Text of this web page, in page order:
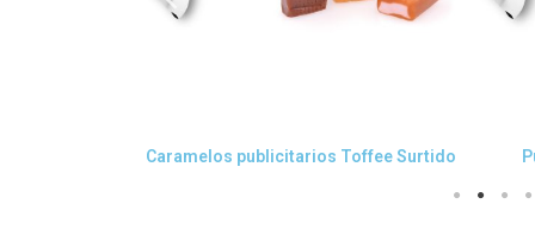
Vista rápida
Caramelos publicitarios Toffee Surtido